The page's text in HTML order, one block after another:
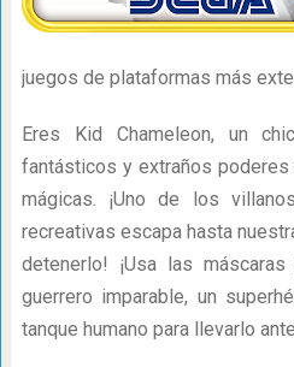
juegos de plataformas más
Eres Kid Chameleon, un
fantásticos y extraños poderes
mágicas. ¡Uno de los
recreativas escapa hasta
detenerlo! ¡Usa las
guerrero imparable, un
tanque humano para llevarlo